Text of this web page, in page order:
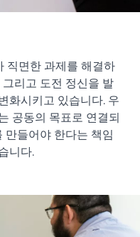
직면한 과제를 해결하
리고 도전 정신을 발
화시키고 있습니다. 우
공동의 목표로 연결되
만들어야 한다는 책임
니다.